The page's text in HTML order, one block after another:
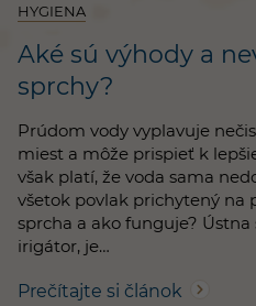
HYGIENA
Aké sú výhody a
sprchy?
Prúdom vody vyplavuje
miest a môže prispieť k
však platí, že voda sama
všetok povlak prichytený na
sprcha a ako funguje?
irigátor, je…
Prečítajte si článok